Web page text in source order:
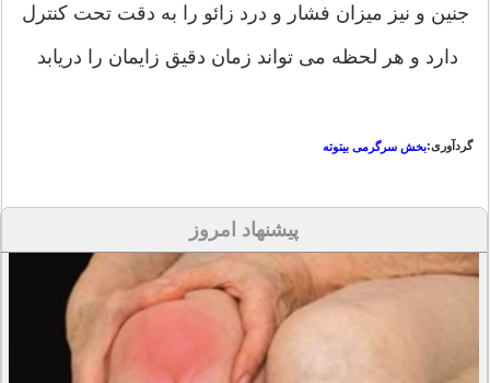
جنین و نیز میزان فشار و درد زائو را به دقت تحت کنترل
دارد و هر لحظه می تواند زمان دقیق زایمان را دریابد
گردآوری:بخش سرگرمی بیتوته
پیشنهاد امروز